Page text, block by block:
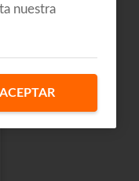
nuestra
ACEPTAR